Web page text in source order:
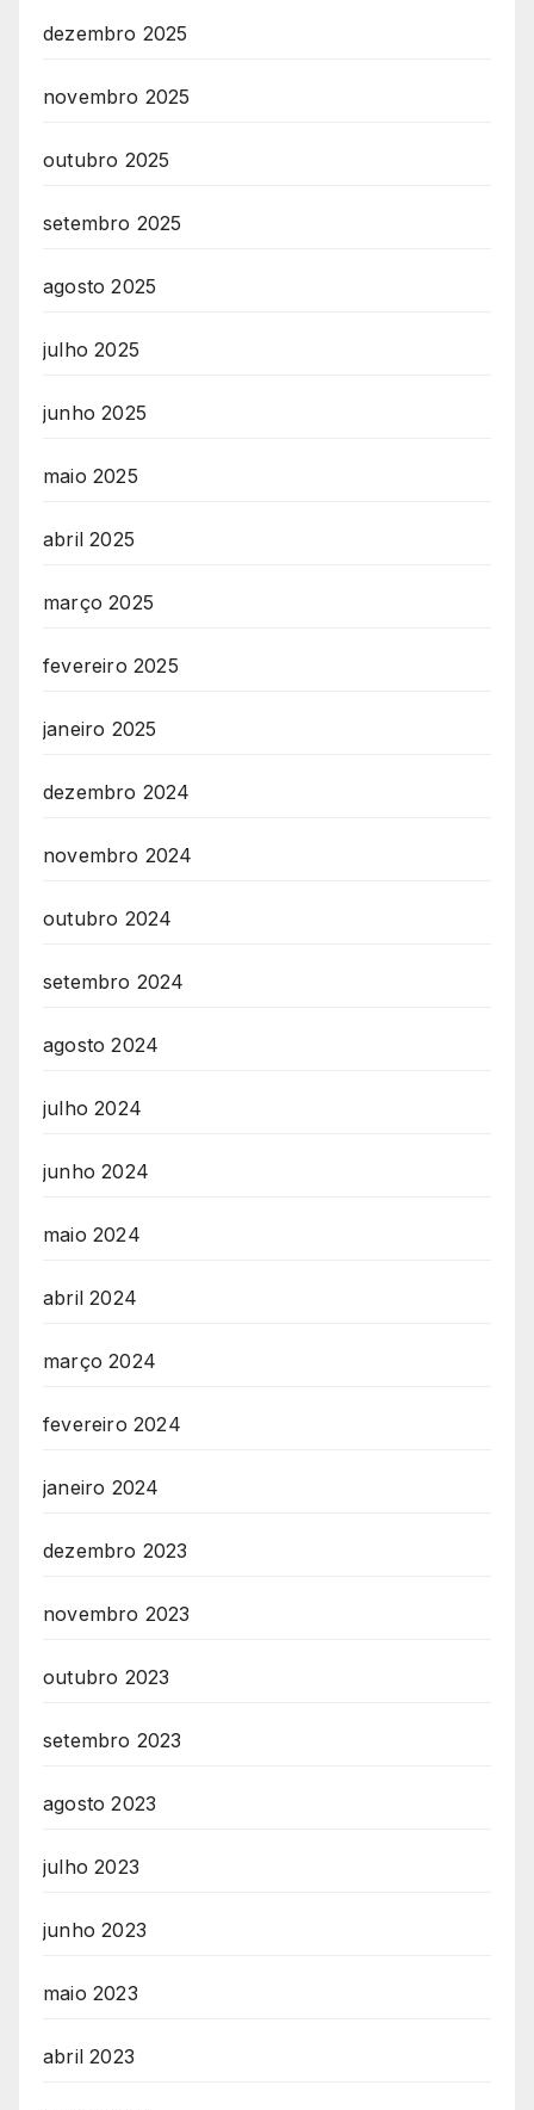
dezembro 2025
novembro 2025
outubro 2025
setembro 2025
agosto 2025
julho 2025
junho 2025
maio 2025
abril 2025
março 2025
fevereiro 2025
janeiro 2025
dezembro 2024
novembro 2024
outubro 2024
setembro 2024
agosto 2024
julho 2024
junho 2024
maio 2024
abril 2024
março 2024
fevereiro 2024
janeiro 2024
dezembro 2023
novembro 2023
outubro 2023
setembro 2023
agosto 2023
julho 2023
junho 2023
maio 2023
abril 2023